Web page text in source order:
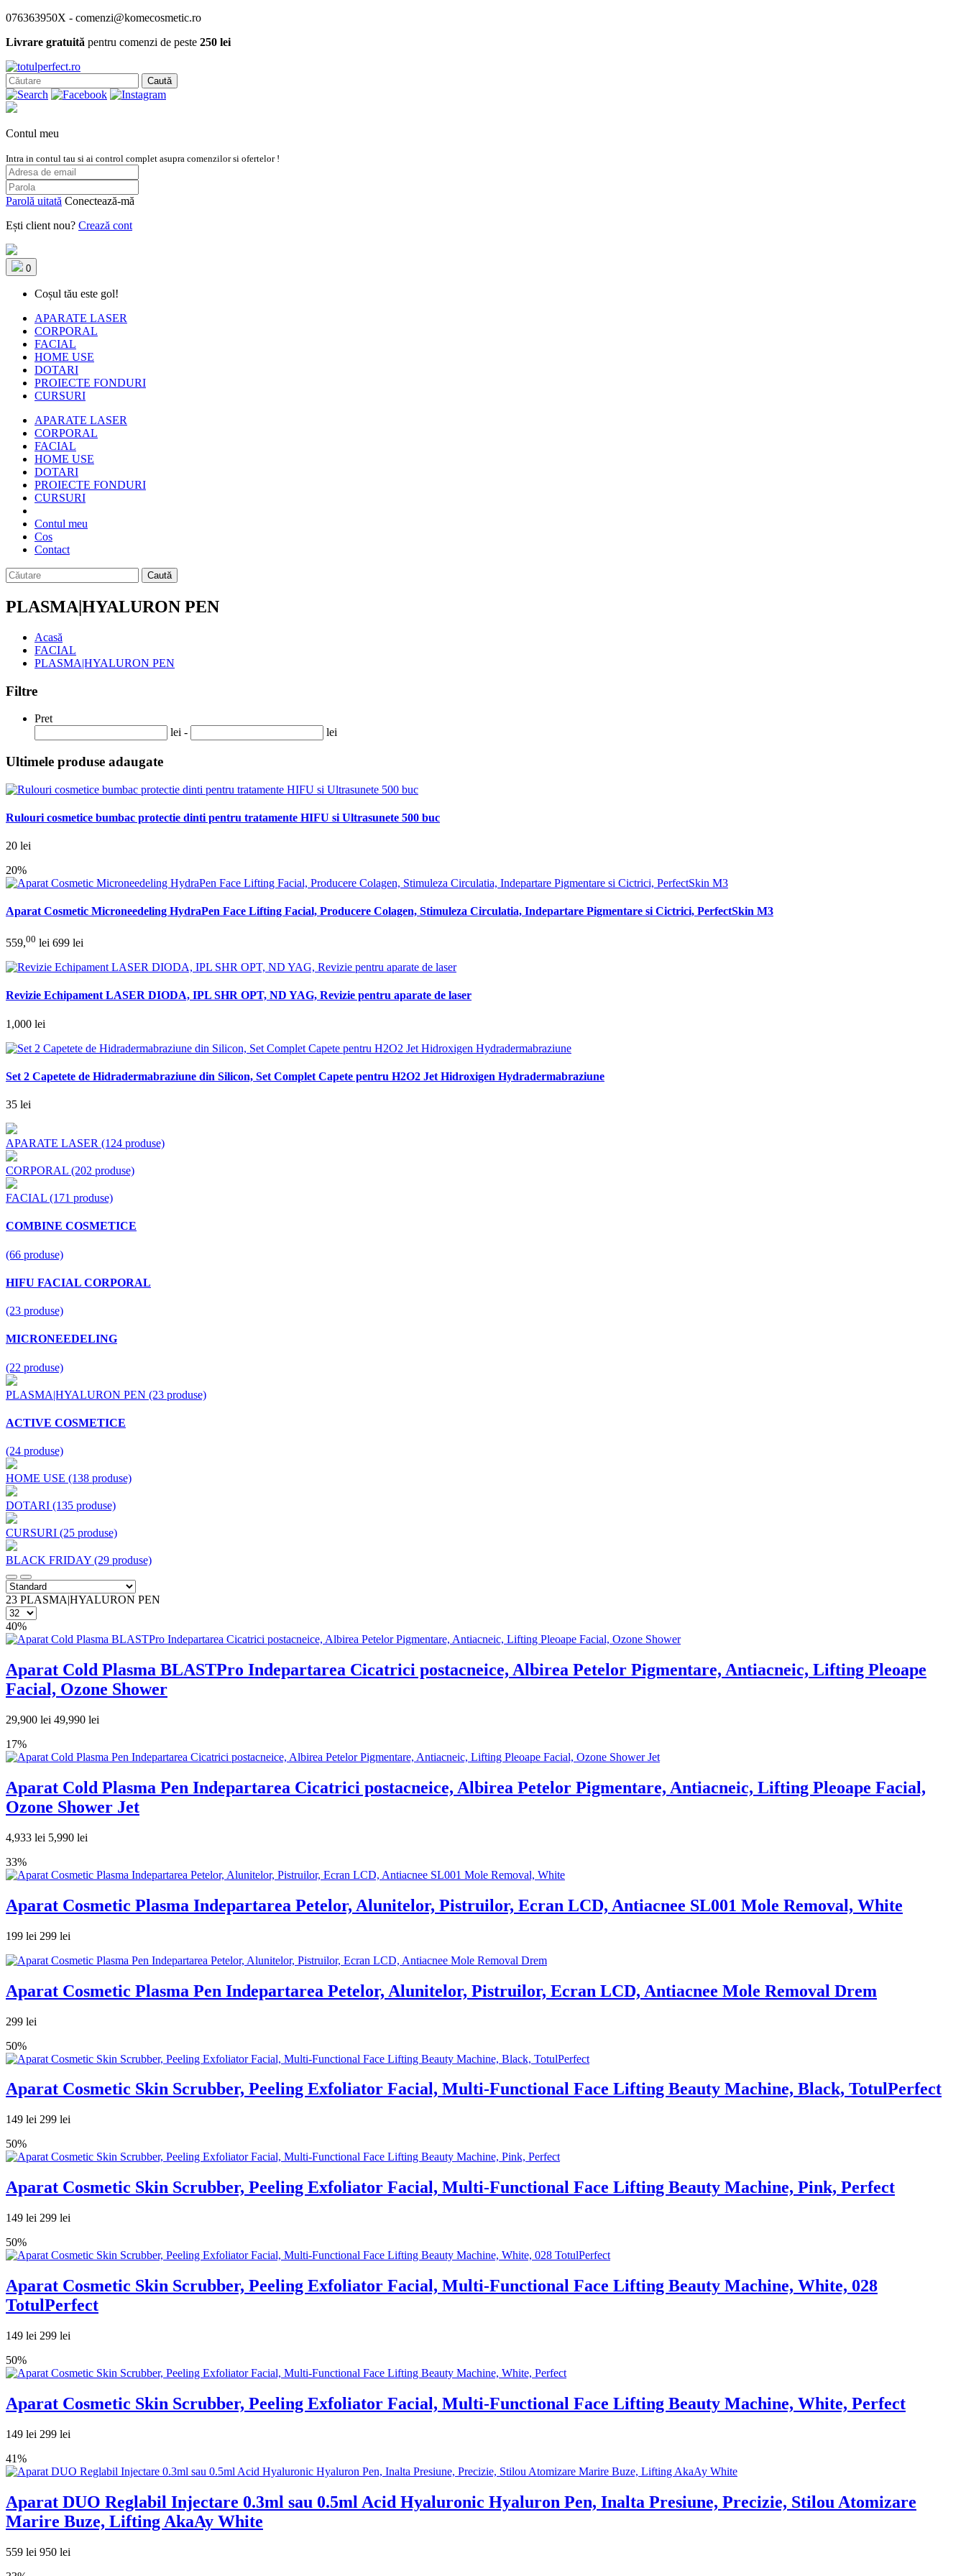
076363950X - comenzi@komecosmetic.ro
Livrare gratuită pentru comenzi de peste 250 lei
Caută
Contul meu
Intra in contul tau si ai control complet asupra comenzilor si ofertelor !
Parolă uitată Conectează-mă
Ești client nou? Crează cont
0
Coșul tău este gol!
APARATE LASER
CORPORAL
FACIAL
HOME USE
DOTARI
PROIECTE FONDURI
CURSURI
APARATE LASER
CORPORAL
FACIAL
HOME USE
DOTARI
PROIECTE FONDURI
CURSURI
Contul meu
Cos
Contact
Caută
PLASMA|HYALURON PEN
Acasă
FACIAL
PLASMA|HYALURON PEN
Filtre
Pret
lei -
lei
Ultimele produse adaugate
Rulouri cosmetice bumbac protectie dinti pentru tratamente HIFU si Ultrasunete 500 buc
20 lei
20%
Aparat Cosmetic Microneedeling HydraPen Face Lifting Facial, Producere Colagen, Stimuleza Circulatia, Indepartare Pigmentare si Cictrici, PerfectSkin M3
559,00 lei 699 lei
Revizie Echipament LASER DIODA, IPL SHR OPT, ND YAG, Revizie pentru aparate de laser
1,000 lei
Set 2 Capetete de Hidradermabraziune din Silicon, Set Complet Capete pentru H2O2 Jet Hidroxigen Hydradermabraziune
35 lei
APARATE LASER (124 produse)
CORPORAL (202 produse)
FACIAL (171 produse)
COMBINE COSMETICE
(66 produse)
HIFU FACIAL CORPORAL
(23 produse)
MICRONEEDELING
(22 produse)
PLASMA|HYALURON PEN (23 produse)
ACTIVE COSMETICE
(24 produse)
HOME USE (138 produse)
DOTARI (135 produse)
CURSURI (25 produse)
BLACK FRIDAY (29 produse)
23 PLASMA|HYALURON PEN
40%
Aparat Cold Plasma BLASTPro Indepartarea Cicatrici postacneice, Albirea Petelor Pigmentare, Antiacneic, Lifting Pleoape
Facial, Ozone Shower
29,900 lei 49,990 lei
17%
Aparat Cold Plasma Pen Indepartarea Cicatrici postacneice, Albirea Petelor Pigmentare, Antiacneic, Lifting Pleoape Facial,
Ozone Shower Jet
4,933 lei 5,990 lei
33%
Aparat Cosmetic Plasma Indepartarea Petelor, Alunitelor, Pistruilor, Ecran LCD, Antiacnee SL001 Mole Removal, White
199 lei 299 lei
Aparat Cosmetic Plasma Pen Indepartarea Petelor, Alunitelor, Pistruilor, Ecran LCD, Antiacnee Mole Removal Drem
299 lei
50%
Aparat Cosmetic Skin Scrubber, Peeling Exfoliator Facial, Multi-Functional Face Lifting Beauty Machine, Black, TotulPerfect
149 lei 299 lei
50%
Aparat Cosmetic Skin Scrubber, Peeling Exfoliator Facial, Multi-Functional Face Lifting Beauty Machine, Pink, Perfect
149 lei 299 lei
50%
Aparat Cosmetic Skin Scrubber, Peeling Exfoliator Facial, Multi-Functional Face Lifting Beauty Machine, White, 028
TotulPerfect
149 lei 299 lei
50%
Aparat Cosmetic Skin Scrubber, Peeling Exfoliator Facial, Multi-Functional Face Lifting Beauty Machine, White, Perfect
149 lei 299 lei
41%
Aparat DUO Reglabil Injectare 0.3ml sau 0.5ml Acid Hyaluronic Hyaluron Pen, Inalta Presiune, Precizie, Stilou Atomizare
Marire Buze, Lifting AkaAy White
559 lei 950 lei